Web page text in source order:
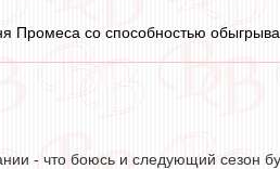
Промеса со способностью
- что боюсь и следующий сезон